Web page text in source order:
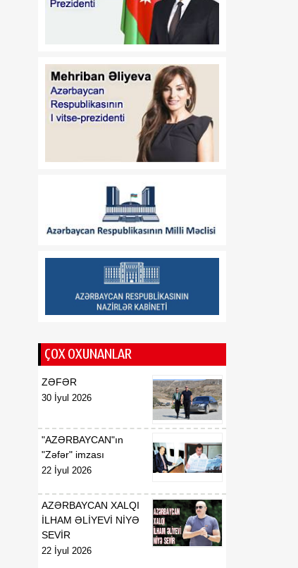
Azərbaycan Respublikası
Prezidentinin 2019-cu il 30
dekabr tarixli 911 nömrəli
edilməsi barədə" 2020-ci il
12 may tarixli 1017
nömrəli fərmanlarında
dəyişiklik edilməsi
haqqında
B.Ə.Aslanbəylinin "Şöhrət"
00:52
F.N.İsmayılovun
Azərbaycan
yanında daimi
nümayəndəsi təyin
edilməsi haqqında
07 Avqust
Azərbaycan
Respublikasının UNESCO
nümayəndəsi vəzifəsindən
geri çağırılması haqqında
07 Avqust
F.N.İsmayılovun
Azərbaycan
Respublikasının Avropa
nümayəndəsi vəzifəsindən
geri çağırılması haqqında
07 Avqust
Azərbaycan Respublikası
00:48
ÇOX OXUNANLAR
ZƏFƏR
30 İyul 2026
"AZƏRBAYCAN"ın
"Zəfər" imzası
22 İyul 2026
AZƏRBAYCAN XALQI
İLHAM ƏLİYEVİ NİYƏ
SEVİR
22 İyul 2026